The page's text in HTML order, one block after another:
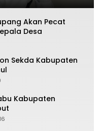
Akan Pecat
Desa
Sekda Kabupaten
Kabupaten